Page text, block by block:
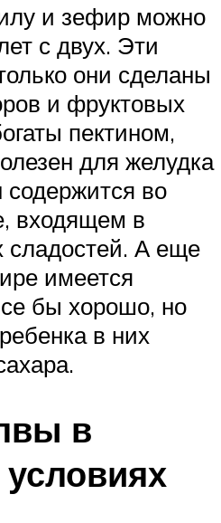
и зефир можно
с двух. Эти
они сделаны
и фруктовых
пектином,
для желудка
во
входящем в
сладостей. А еще
имеется
бы хорошо, но
в них
в